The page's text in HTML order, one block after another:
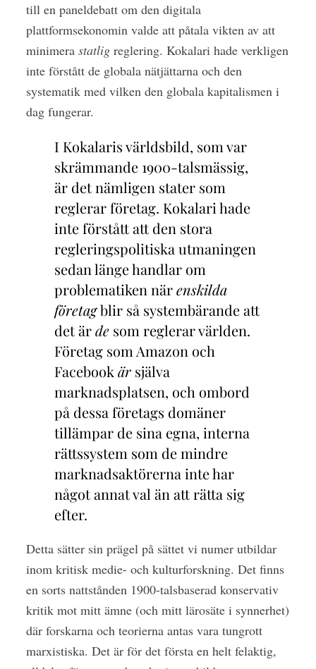
till en paneldebatt om den digitala
plattformsekonomin valde att påtala vikten av att
minimera statligreglering. Kokalari hade verkligen
inte förstått de globala nätjättarna och den
systematik med vilken den globala kapitalismen i
dag fungerar.
I Kokalaris världsbild, som var
skrämmande 1900-talsmässig,
är det nämligen stater som
reglerar företag. Kokalari hade
inte förstått att den stora
regleringspolitiska utmaningen
sedan länge handlar om
problematiken närenskilda
företagblir så systembärande att
det ärdesom reglerar världen.
Företag som Amazon och
Facebook ärsjälva
marknadsplatsen, och ombord
på dessa företags domäner
tillämpar de sina egna, interna
rättssystem som de mindre
marknadsaktörerna inte har
något annat val än att rätta sig
efter.
Detta sätter sin prägel på sättet vi numer utbildar
inom kritisk medie- och kulturforskning. Det finns
en sorts nattstånden 1900-talsbaserad konservativ
kritik mot mitt ämne (och mitt lärosäte i synnerhet)
där forskarna och teorierna antas vara tungrott
marxistiska. Det är för det första en helt felaktig,